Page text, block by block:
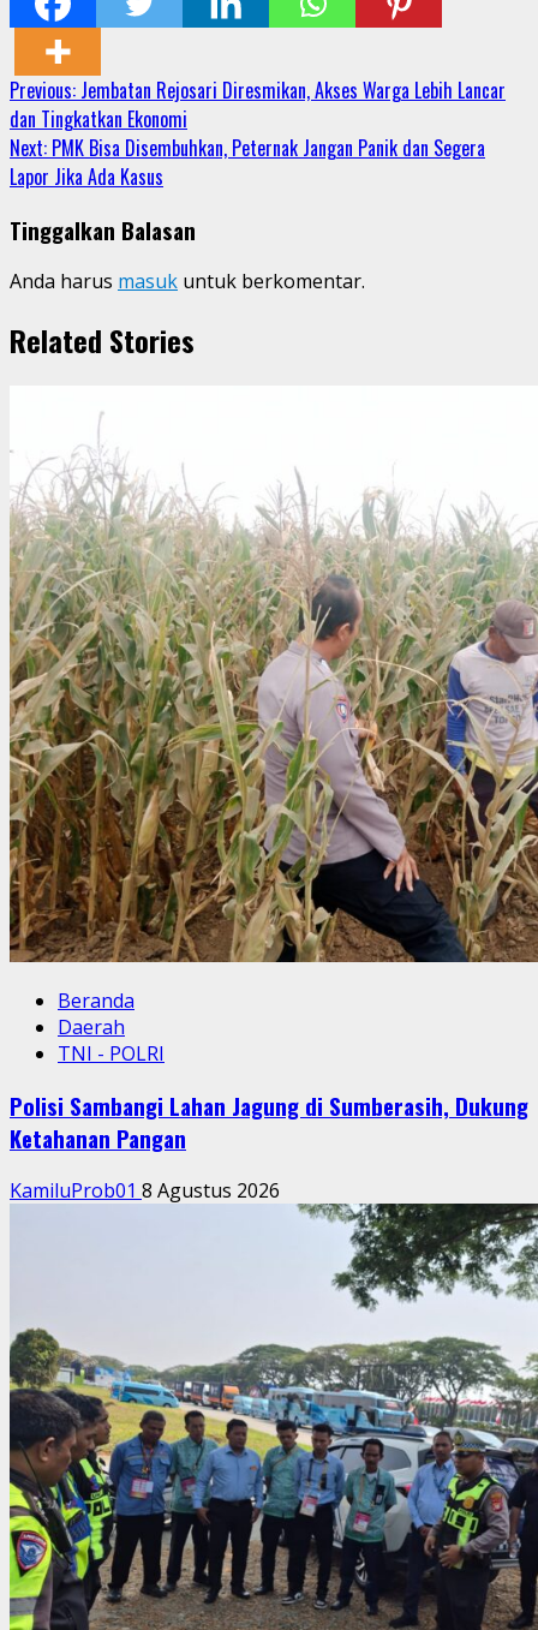
Continue
Reading
Previous: Jembatan Rejosari Diresmikan, Akses Warga Lebih Lancar
dan Tingkatkan Ekonomi
Next: PMK Bisa Disembuhkan, Peternak Jangan Panik dan Segera
Lapor Jika Ada Kasus
Tinggalkan Balasan
Anda harus masuk untuk berkomentar.
Related Stories
Beranda
Daerah
TNI - POLRI
Polisi Sambangi Lahan Jagung di Sumberasih, Dukung
Ketahanan Pangan
KamiluProb01 8 Agustus 2026